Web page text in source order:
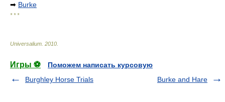
➡ Burke
* * *
Universalium 2010
Игры ⚽
Поможем написать курсовую
Burghley Horse Trials
Burke and Hare